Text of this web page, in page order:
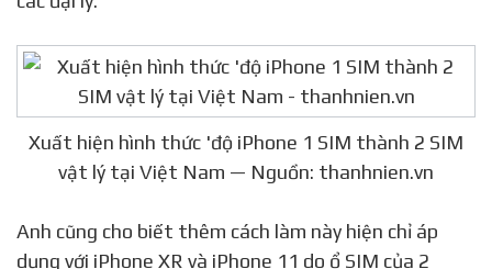
các đại lý.
vật lý tại Việt Nam — Nguồn: thanhnien.vn